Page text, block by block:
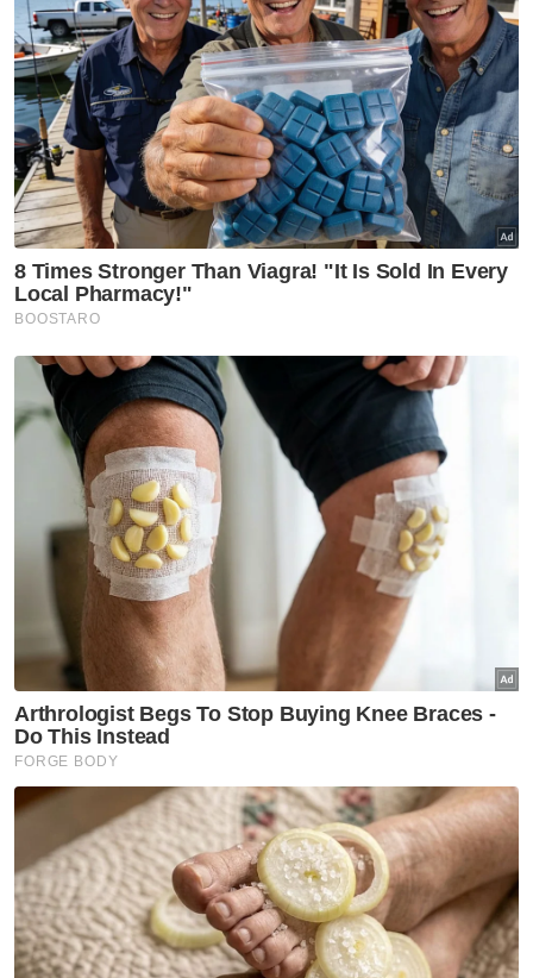
Perbezaan budaya, adat dan sensitiviti di
setiap negara wajar dihormati. Seperti
ungkapan orang lama, ‘masuk kandang
kambing mengembek, masuk kandang
kerbau menguak’, ia membawa maksud
mudah iaitu kita perlu menyesuaikan diri
dengan persekitaran dan menghormati
norma setempat.
Oleh itu, setiap pelancong disarankan
sentiasa menjaga tingkah laku dan
pertuturan ketika berada di luar negara.
Sikap berhemah bukan sahaja
mencerminkan keperibadian individu, malah
turut membawa imej baik negara.
Kita pastinya tidak mahu orang luar
beranggapan yang tidak baik terhadap
Malaysia. Jangan kerana nila setitik rosak
susu sebelanga. Kekalkan adab timur di mana
jua kita berada. Rugilah negara yang dikenali
dengan pelbagai kaum tetapi dicemari hal
seperti ini.
Artikel Berkaitan:
Kontroversi di China, wanita tampil mohon maaf